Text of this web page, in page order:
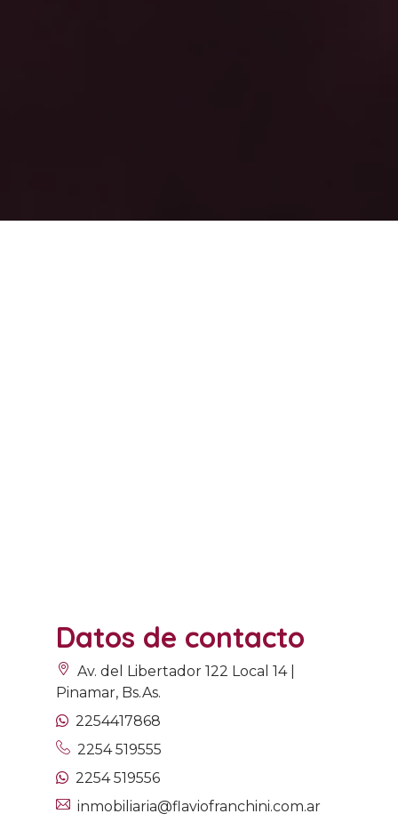
Datos de contacto
Av. del Libertador 122 Local 14 |
Pinamar, Bs.As.
2254417868
2254 519555
2254 519556
inmobiliaria@flaviofranchini.com.ar